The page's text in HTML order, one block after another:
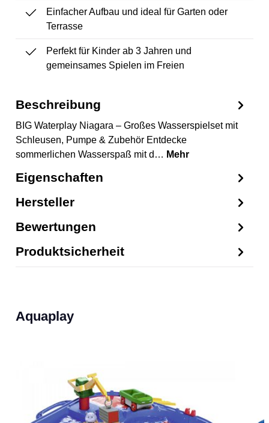
Einfacher Aufbau und ideal für Garten oder
Terrasse
Perfekt für Kinder ab 3 Jahren und
gemeinsames Spielen im Freien
Beschreibung
BIG Waterplay Niagara – Großes Wasserspielset mit
Schleusen, Pumpe & Zubehör Entdecke
sommerlichen Wasserspaß mit d… Mehr
Eigenschaften
Hersteller
Bewertungen
Produktsicherheit
Produktgalerie überspringen
Aquaplay